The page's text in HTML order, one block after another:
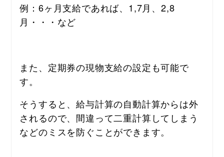
例：6ヶ月支給であれば、1,7月、2,8
月・・・など
また、定期券の現物支給の設定も可能で
す。
そうすると、給与計算の自動計算からは外
されるので、間違って二重計算してしまう
などのミスを防ぐことができます。